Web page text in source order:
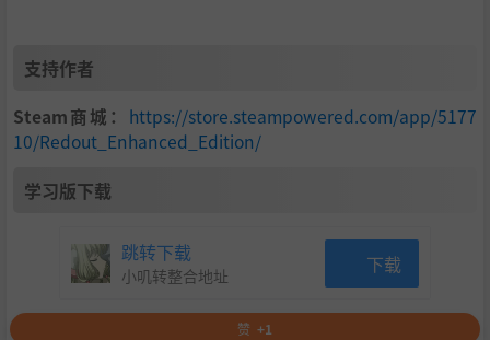
丰富的游戏背景
公元2560年。
地球上的自然资源已经消耗殆尽。全球变暖导致北极冰盖融
化，热带风暴在除了沙漠地带以外的全球范围肆虐。
被遗留在地球上或拒绝离开的人类的子孙后代在仅剩几个贫
民窟中挣扎求存。而另一些人则在地球上人口最多的几处城
了月球、火星、土卫六以及其他木星的卫星上。地球通常只
作为一些娱乐活动的举办场所，比如高速竞赛、未来主义游
乐场和动物园等等，让本地居民能在如此恶劣的环境中工作
支持作者
Steam商城： https://store.steampowered.com/app/5177
10/Redout_Enhanced_Edition/
学习版下载
跳转下载
小叽转整合地址 下载
赞 +1